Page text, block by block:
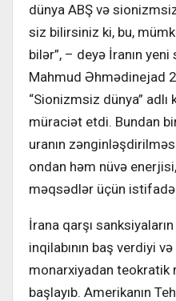
dünya ABŞ və
siz bilirsiniz ki, bu,
bilər”, – deyə İranın
Mahmud Əhmədinejad
“Sionizmsiz dünya”
müraciət etdi. Bundan
uranın
ondan həm nüvə
məqsədlər üçün istifadə
İrana qarşı
inqilabının baş verdiyi
monarxiyadan teokratik
başlayıb. Amerikanın